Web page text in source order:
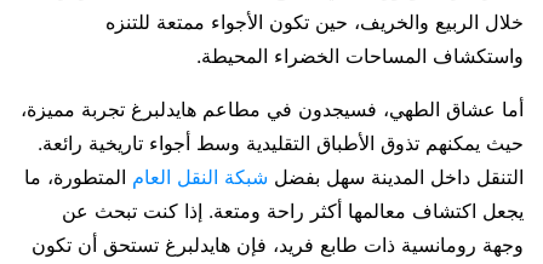
خلال الربيع والخريف، حين تكون الأجواء ممتعة للتنزه
واستكشاف المساحات الخضراء المحيطة.
أما عشاق الطهي، فسيجدون في مطاعم هايدلبرغ تجربة مميزة،
حيث يمكنهم تذوق الأطباق التقليدية وسط أجواء تاريخية رائعة.
التنقل داخل المدينة سهل بفضل شبكة النقل العام المتطورة، ما
يجعل اكتشاف معالمها أكثر راحة ومتعة. إذا كنت تبحث عن
وجهة رومانسية ذات طابع فريد، فإن هايدلبرغ تستحق أن تكون